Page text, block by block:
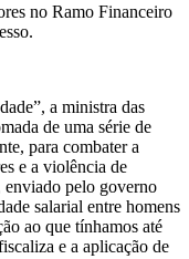
no Ramo Financeiro
a ministra das
de uma série de
para combater a
e a violência de
enviado pelo governo
salarial entre homens
ao que tínhamos até
e a aplicação de